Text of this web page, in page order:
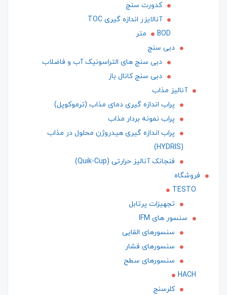
کدورت سنج
آنالایزر اندازه گیری TOC
BOD متر
دبی سنج
دبی سنج های التراسونیک آب و فاضلاب
دبی سنج کانال باز
آنالیز مذاب
پراب اندازه گیری دمای مذاب (ترموکوپل)
پراب نمونه بردار مذاب
پراب اندازه گیری هیدروژن محلول در مذاب
(HYDRIS)
فنجانک آنالیز حرارتی (Quik-Cup)
فروشگاه
TESTO
تجهیزات پرتابل
سنسور های IFM
سنسورهای القایی
سنسورهای فشار
سنسورهای سطح
HACH
کلرسنج